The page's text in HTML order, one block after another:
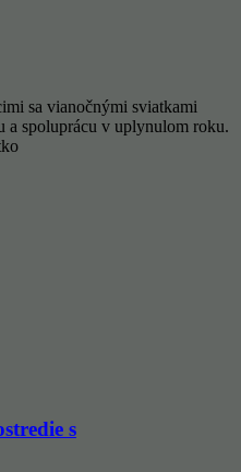
sa vianočnými sviatkami
a spoluprácu v uplynulom roku.
s